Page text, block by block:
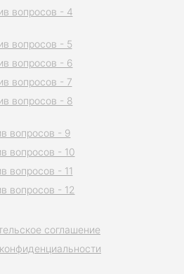
соглашение
вопросов - 4
вопросов - 5
вопросов - 6
вопросов - 7
вопросов - 8
вопросов - 9
вопросов - 10
вопросов - 11
вопросов - 12